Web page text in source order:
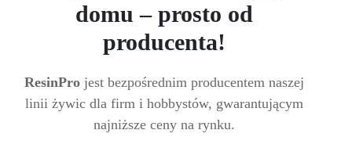
domu – prosto od
producenta!
ResinPro jest bezpośrednim producentem naszej
linii żywic dla firm i hobbystów, gwarantującym
najniższe ceny na rynku.